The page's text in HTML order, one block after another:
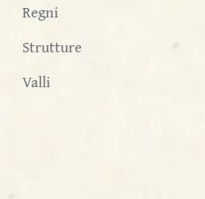
Regni
Strutture
Valli